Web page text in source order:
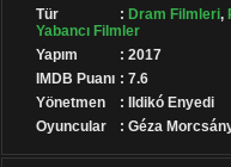
Tür
: Dram Filmleri,
Yabancı Filmler
Yapım
: 2017
IMDB Puanı : 7.6
Yönetmen
: Ildikó Enyedi
Oyuncular
: Géza